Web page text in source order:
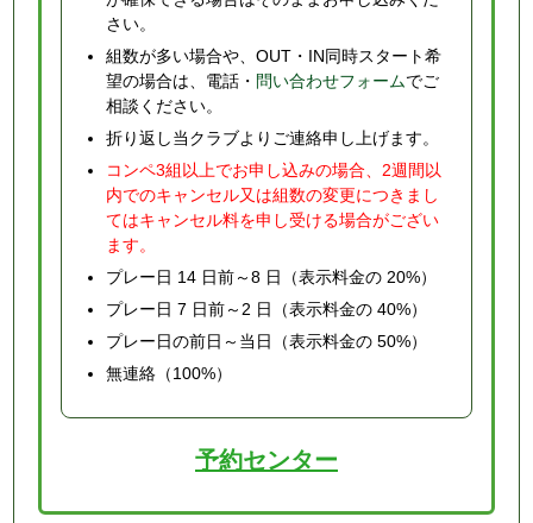
さい。
組数が多い場合や、OUT・IN同時スタート希
望の場合は、電話・ 問い合わせフォームでご
相談ください。
折り返し当クラブよりご連絡申し上げます。
コンペ3組以上でお申し込みの場合、2週間以
内でのキャンセル又は組数の変更につきまし
てはキャンセル料を申し受ける場合がござい
ます。
プレー日 14 日前～8 日（表示料金の 20%）
プレー日 7 日前～2 日（表示料金の 40%）
プレー日の前日～当日（表示料金の 50%）
無連絡（100%）
予約センター